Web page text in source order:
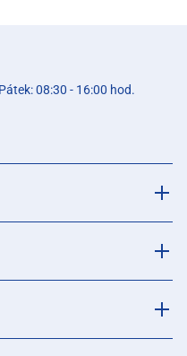
08:30 - 16:00 hod.